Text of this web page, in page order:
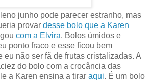
junho pode parecer estranho, mas
provar desse bolo que a Karen
com a Elvira. Bolos úmidos e
ponto fraco e esse ficou bem
eu não ser fã de frutas cristalizadas. A
do bolo com a crocância das
a Karen ensina a tirar aqui. É um bolo